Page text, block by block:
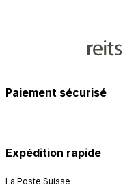
Paiement sécurisé
Expédition rapide
La Poste Suisse